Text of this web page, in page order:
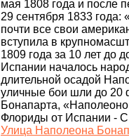
мая 1808 года и после
29 сентября 1833
почти все свои
вступила в
1809 года за 10 лет до
Испании началось
длительной осадой
уличные бои шли до 20
Бонапарта,
Флориды от Испании -
Улица Наполеона